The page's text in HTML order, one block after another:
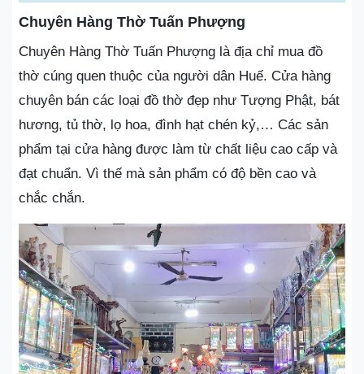
Chuyên Hàng Thờ Tuấn Phượng
Chuyên Hàng Thờ Tuấn Phượng là địa chỉ mua đồ
thờ cúng quen thuộc của người dân Huế. Cửa hàng
chuyên bán các loại đồ thờ đẹp như Tượng Phật, bát
hương, tủ thờ, lọ hoa, đình hạt chén kỷ,… Các sản
phẩm tại cửa hàng được làm từ chất liệu cao cấp và
đạt chuẩn. Vì thế mà sản phẩm có độ bền cao và
chắc chắn.